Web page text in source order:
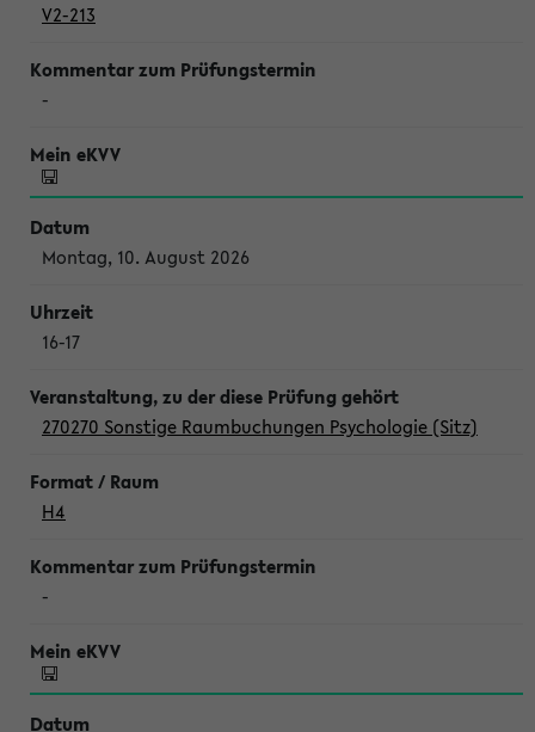
V2-213
-
Montag, 10. August 2026
16-17
270270 Sonstige Raumbuchungen Psychologie (Sitz)
H4
-